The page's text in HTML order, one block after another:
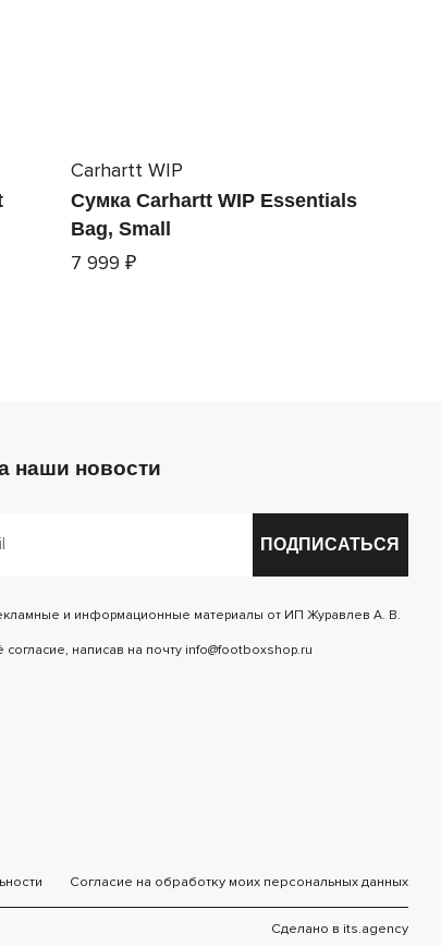
Carhartt WIP
Сумка Carhartt WIP Essentials
Bag, Small
7 999 ₽
наши новости
ПОДПИСАТЬСЯ
и информационные материалы от ИП Журавлев А. В.
написав на почту info@footboxshop.ru
Согласие на обработку моих персональных данных
Сделано в its.agency